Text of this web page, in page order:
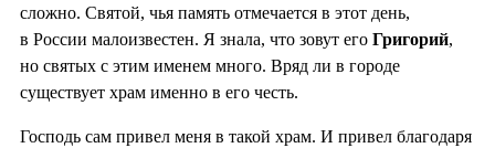
сложно. Святой, чья память отмечается в этот день,
в России малоизвестен. Я знала, что зовут его Григорий,
но святых с этим именем много. Вряд ли в городе
существует храм именно в его честь.
Господь сам привел меня в такой храм. И привел благодаря